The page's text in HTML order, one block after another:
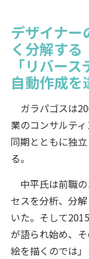
デザイナー
く分解する
「リバー
自動作成を
ガラパゴスは
業のコンサルテ
同期とともに独
る。
中平氏は前職の
セスを分析、分
いた。そして
が語られ始め、
絵を描くのでは